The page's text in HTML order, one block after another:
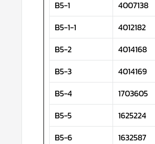
B5-1
4007138
B5-1-1
4012182
B5-2
4014168
B5-3
4014169
B5-4
1703605
B5-5
1625224
B5-6
1632587